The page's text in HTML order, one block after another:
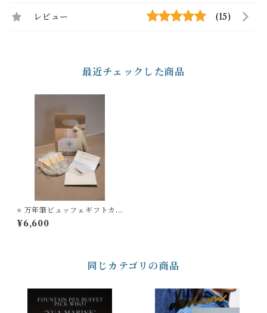
レビュー (15)
最近チェックした商品
⭐️ 万年筆ビュッフェギフトカ
ード ＋ STYLE OF LABオ
リジナル ミニフレグランスス
¥6,600
同じカテゴリの商品